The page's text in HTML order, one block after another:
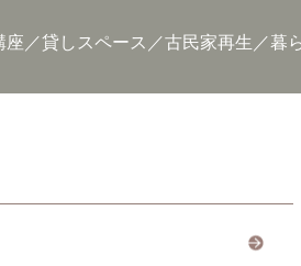
座 貸しスペース 古民家再生 暮